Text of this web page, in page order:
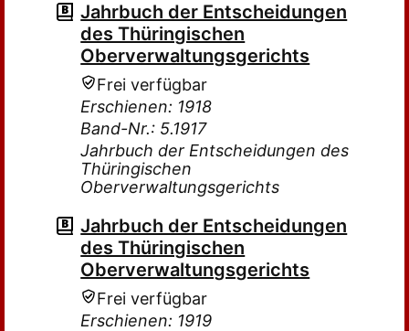
Jahrbuch der Entscheidungen
des Thüringischen
Oberverwaltungsgerichts
Frei verfügbar
Erschienen: 1918
Band-Nr.: 5.1917
Jahrbuch der Entscheidungen des
Thüringischen
Oberverwaltungsgerichts
Jahrbuch der Entscheidungen
des Thüringischen
Oberverwaltungsgerichts
Frei verfügbar
Erschienen: 1919